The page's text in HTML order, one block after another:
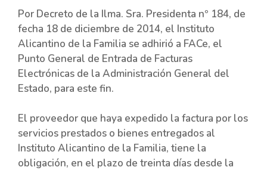
Por Decreto de la Ilma. Sra. Presidenta nº 184, de
fecha 18 de diciembre de 2014, el Instituto
Alicantino de la Familia se adhirió a FACe, el
Punto General de Entrada de Facturas
Electrónicas de la Administración General del
Estado, para este fin.
El proveedor que haya expedido la factura por los
servicios prestados o bienes entregados al
Instituto Alicantino de la Familia, tiene la
obligación, en el plazo de treinta días desde la